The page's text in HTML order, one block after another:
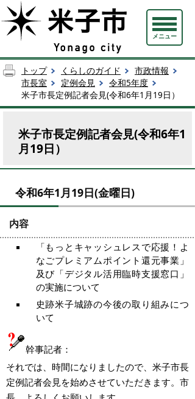
メニュー
トップ くらしのガイド
市政情報
市長室
定例会見
令和5年度
米子市長定例記者会見(令和6年1月19日）
米子市長定例記者会見(令和6年1
月19日）
令和6年1月19日(金曜日)
内容
「もっとキャッシュレスで応援！よ
なごプレミアムポイント還元事業」
及び「デジタル活用臨時支援窓口」
の実施について
史跡米子城跡の今後の取り組みにつ
いて
幹事記者：
それでは、時間になりましたので、米子市長
定例記者会見を始めさせていただきます。市